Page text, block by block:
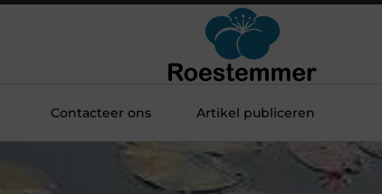
Contacteer ons Artikel publiceren